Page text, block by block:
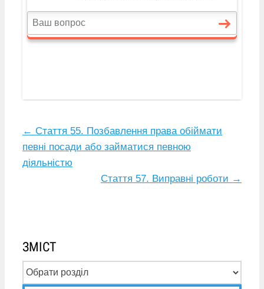
← Стаття 55. Позбавлення права обіймати
певні посади або займатися певною
діяльністю
Стаття 57. Виправні роботи →
ЗМІСТ